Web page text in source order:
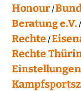
Honour
Beratung e.V.
Rechte
Rechte
Einstellungen